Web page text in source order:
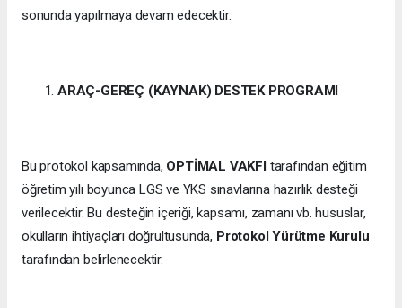
sonunda yapılmaya devam edecektir.
ARAÇ-GEREÇ (KAYNAK) DESTEK PROGRAMI
Bu protokol kapsamında, OPTİMAL VAKFItarafından eğitim
öğretim yılı boyunca LGS ve YKS sınavlarına hazırlık desteği
verilecektir. Bu desteğin içeriği, kapsamı, zamanı vb. hususlar,
okulların ihtiyaçları doğrultusunda, Protokol Yürütme Kurulu
tarafından belirlenecektir.